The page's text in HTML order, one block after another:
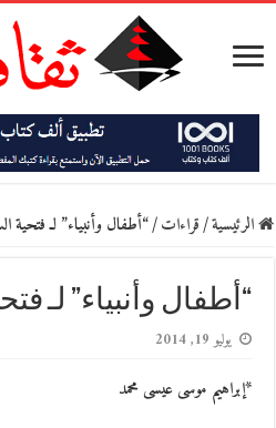
الرئيسية/قراءات/“أطفال وأنبياء” لـ فتحية
“أطفال وأنبياء” لـ
يوليو 19, 2014
*إبراهيم موسى عيسى محمد